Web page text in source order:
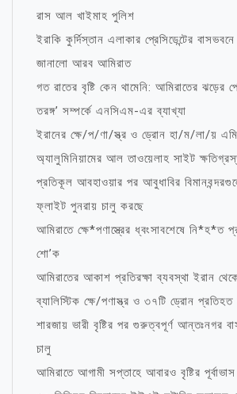
রাস আল খাইমাহ পুলিশ
ইরাকি কুর্দিস্তান এলাকার প্রেসিডেন্টের বাসভবনে
জানালো আরব আমিরাত
গত রাতের বৃষ্টি কেন থামেনি: আমিরাতের ঝড়ের
তরঙ্গ’ সম্পর্কে এনসিএম-এর ব্যাখ্যা
ইরানের ক্ষে/প/ণা/স্ত্র ও ড্রোন হা/ম/লা/য়
অ্যালুমিনিয়ামের আল তাওয়েলাহ সাইট
প্রতিকূল আবহাওয়ার পর আবুধাবির
ফ্লাইট পুনরায় চালু করছে
আমিরাতে ক্ষে*পণাস্ত্রের ধ্বংসাবশেষে নি*হ*ত
শো’ক
আমিরাতের আকাশ প্রতিরক্ষা ব্যবস্থা ইরান
ব্যালিস্টিক ক্ষে/পণাস্ত্র ও ৩৭টি ড্রোন প্রতিহত
শারজায় ভারী বৃষ্টির পর গুরুত্বপূর্ণ আন্তঃনগর
চালু
আমিরাতে আগামী সপ্তাহে আবারও বৃষ্টির পূর্বাভাস